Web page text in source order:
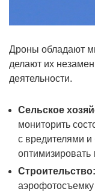
Дроны обладают
делают их
деятельности.
Сельское
мониторить
с вредителями и
оптимизировать
Строительство: